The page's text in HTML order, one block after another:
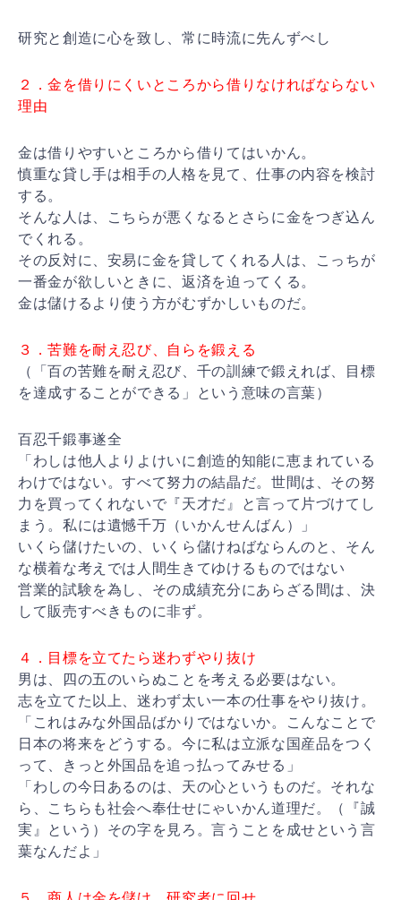
研究と創造に心を致し、常に時流に先んずべし
２．金を借りにくいところから借りなければならない
理由
金は借りやすいところから借りてはいかん。
慎重な貸し手は相手の人格を見て、仕事の内容を検討
する。
そんな人は、こちらが悪くなるとさらに金をつぎ込ん
でくれる。
その反対に、安易に金を貸してくれる人は、こっちが
一番金が欲しいときに、返済を迫ってくる。
金は儲けるより使う方がむずかしいものだ。
３．苦難を耐え忍び、自らを鍛える
（「百の苦難を耐え忍び、千の訓練で鍛えれば、目標
を達成することができる」という意味の言葉）
百忍千鍛事遂全
「わしは他人よりよけいに創造的知能に恵まれている
わけではない。すべて努力の結晶だ。世間は、その努
力を買ってくれないで『天才だ』と言って片づけてし
まう。私には遺憾千万（いかんせんばん）」
いくら儲けたいの、いくら儲けねばならんのと、そん
な横着な考えでは人間生きてゆけるものではない
営業的試験を為し、その成績充分にあらざる間は、決
して販売すべきものに非ず。
４．目標を立てたら迷わずやり抜け
男は、四の五のいらぬことを考える必要はない。
志を立てた以上、迷わず太い一本の仕事をやり抜け。
「これはみな外国品ばかりではないか。こんなことで
日本の将来をどうする。今に私は立派な国産品をつく
って、きっと外国品を追っ払ってみせる」
「わしの今日あるのは、天の心というものだ。それな
ら、こちらも社会へ奉仕せにゃいかん道理だ。（『誠
実』という）その字を見ろ。言うことを成せという言
葉なんだよ」